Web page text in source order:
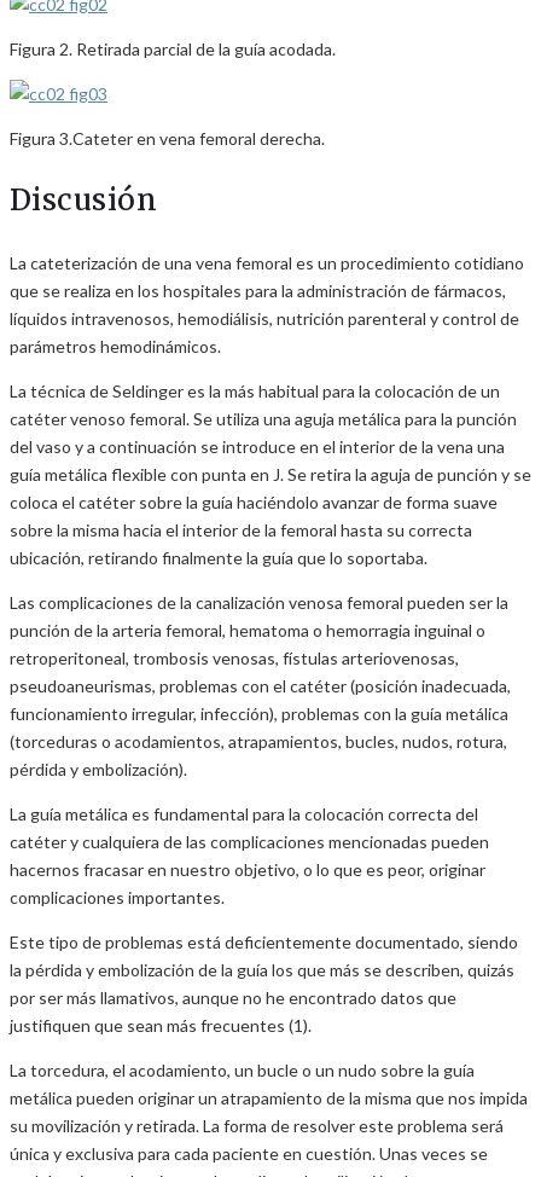
Figura 2. Retirada parcial de la guía acodada.
Figura 3.Cateter en vena femoral derecha.
Discusión
La cateterización de una vena femoral es un procedimiento cotidiano
que se realiza en los hospitales para la administración de fármacos,
líquidos intravenosos, hemodiálisis, nutrición parenteral y control de
parámetros hemodinámicos.
La técnica de Seldinger es la más habitual para la colocación de un
catéter venoso femoral. Se utiliza una aguja metálica para la punción
del vaso y a continuación se introduce en el interior de la vena una
guía metálica flexible con punta en J. Se retira la aguja de punción y se
coloca el catéter sobre la guía haciéndolo avanzar de forma suave
sobre la misma hacia el interior de la femoral hasta su correcta
ubicación, retirando finalmente la guía que lo soportaba.
Las complicaciones de la canalización venosa femoral pueden ser la
punción de la arteria femoral, hematoma o hemorragia inguinal o
retroperitoneal, trombosis venosas, fístulas arteriovenosas,
pseudoaneurismas, problemas con el catéter (posición inadecuada,
funcionamiento irregular, infección), problemas con la guía metálica
(torceduras o acodamientos, atrapamientos, bucles, nudos, rotura,
pérdida y embolización).
La guía metálica es fundamental para la colocación correcta del
catéter y cualquiera de las complicaciones mencionadas pueden
hacernos fracasar en nuestro objetivo, o lo que es peor, originar
complicaciones importantes.
Este tipo de problemas está deficientemente documentado, siendo
la pérdida y embolización de la guía los que más se describen, quizás
por ser más llamativos, aunque no he encontrado datos que
justifiquen que sean más frecuentes (1).
La torcedura, el acodamiento, un bucle o un nudo sobre la guía
metálica pueden originar un atrapamiento de la misma que nos impida
su movilización y retirada. La forma de resolver este problema será
única y exclusiva para cada paciente en cuestión. Unas veces se